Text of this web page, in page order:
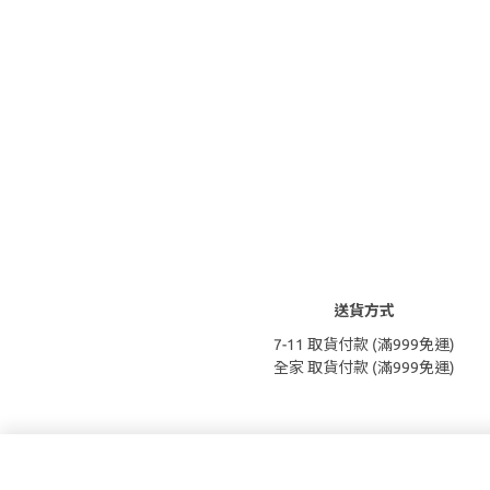
送貨方式
7-11 取貨付款 (滿999免運)
全家 取貨付款 (滿999免運)